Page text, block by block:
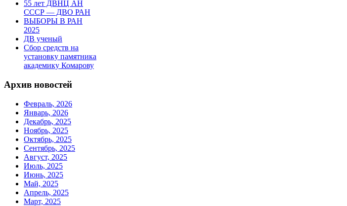
55 лет ДВНЦ АН
СССР — ДВО РАН
ВЫБОРЫ В РАН
2025
ДВ ученый
Сбор средств на
установку памятника
академику Комарову
Архив новостей
Февраль, 2026
Январь, 2026
Декабрь, 2025
Ноябрь, 2025
Октябрь, 2025
Сентябрь, 2025
Август, 2025
Июль, 2025
Июнь, 2025
Май, 2025
Апрель, 2025
Март, 2025